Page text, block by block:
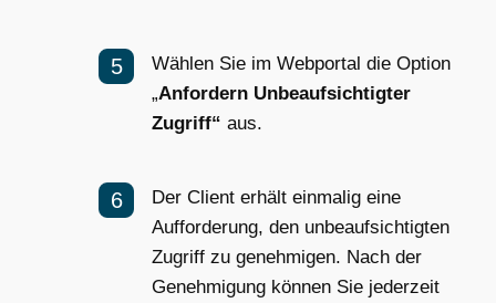
Wählen Sie im Webportal die Option
„Anfordern Unbeaufsichtigter
Zugriff“ aus.
Der Client erhält einmalig eine
Aufforderung, den unbeaufsichtigten
Zugriff zu genehmigen. Nach der
Genehmigung können Sie jederzeit